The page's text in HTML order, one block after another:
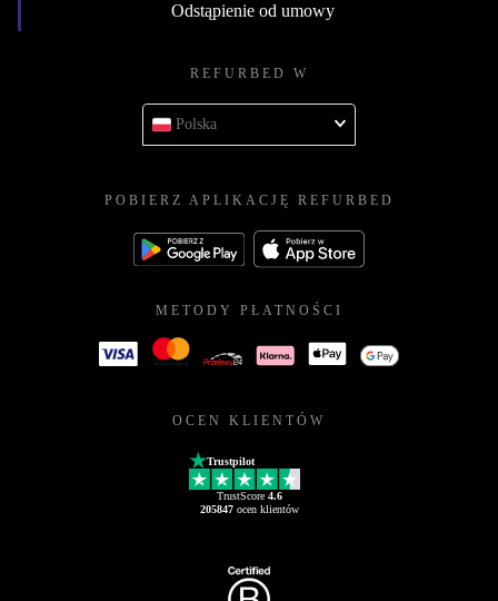
Odstąpienie od umowy
REFURBED W
Polska
POBIERZ APLIKACJĘ REFURBED
METODY PŁATNOŚCI
OCEN KLIENTÓW
Trustpilot
TrustScore 4.6
205847ocen klientów